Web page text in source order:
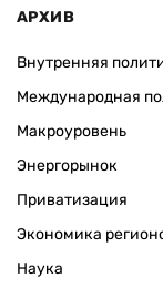
АРХИВ
Внутренняя
Международная
Макроуровень
Энергорынок
Приватизация
Экономика
Наука